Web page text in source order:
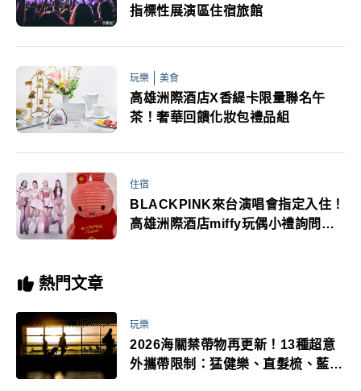
指標性展演區住宿旅館
玩樂 美食
高雄洲際酒店X香緹卡限量聯名午
茶！奢華回饋化妝包禮品組
住宿
BLACKPINK來台演唱會指定入住！
高雄洲際酒店miffy玩偶小禮詢問度
熱門文章
玩樂
2026海關禁帶物再更新！13種超意
外攜帶限制：猛健樂、直髮梳、藍牙